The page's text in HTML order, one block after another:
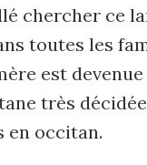
chercher ce
toutes les
est
très
en occitan.